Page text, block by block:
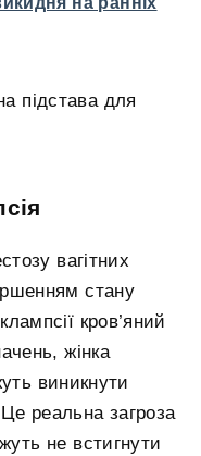
підстава для
вагітних
стану
кров’яний
жінка
виникнути
реальна загроза
не встигнути